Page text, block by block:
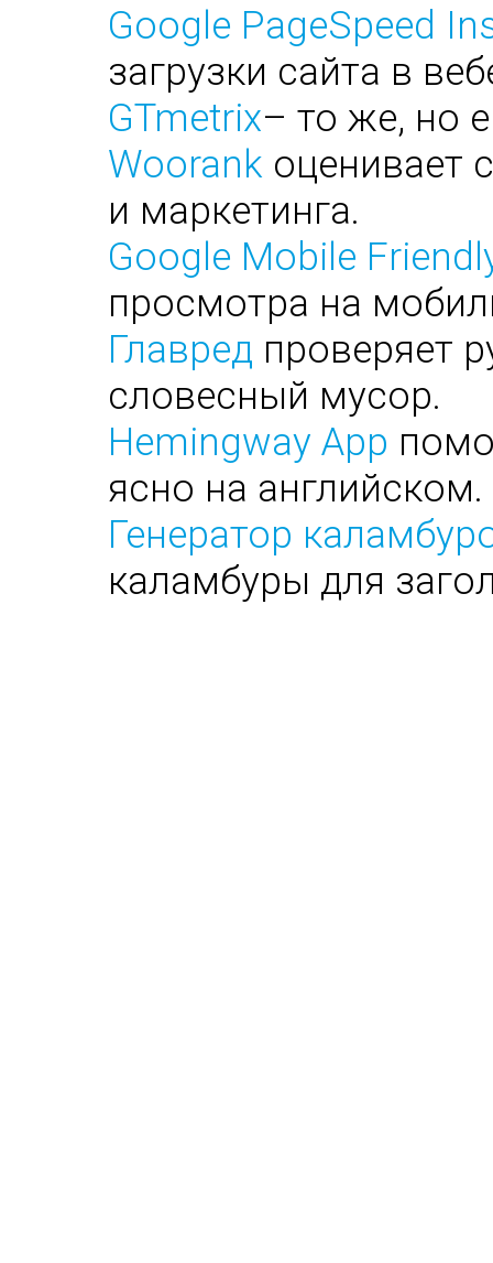
Google PageSpeed
загрузки сайта в
GTmetrix– то же, но
Woorank оценивает
и маркетинга.
Google Mobile
просмотра на
Главред проверяет
словесный мусор.
Hemingway App
ясно на английском.
Генератор
каламбуры для